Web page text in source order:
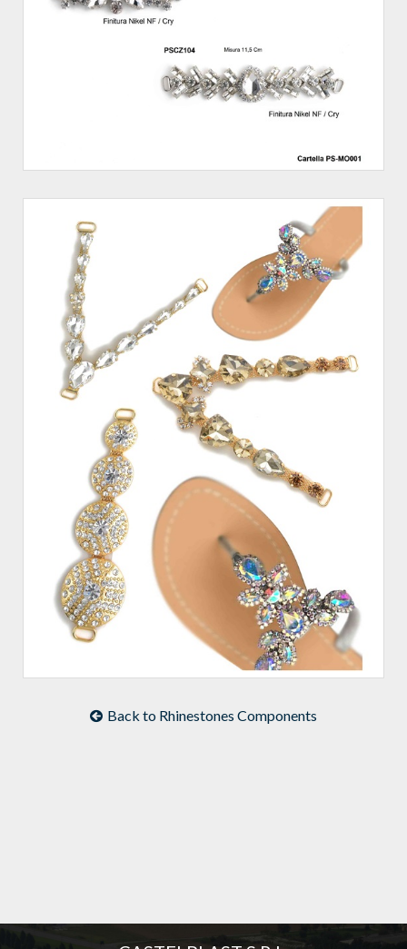
Back to Rhinestones Components